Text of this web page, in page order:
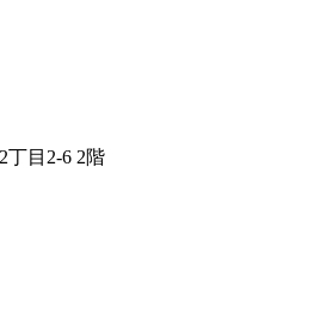
丁目2-6 2階